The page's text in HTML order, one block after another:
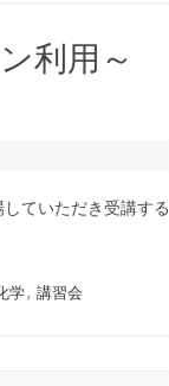
利用～
ていただき受講する
学, 講習会